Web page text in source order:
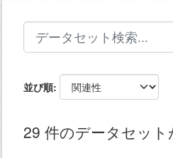
並び順
29 件のデータセッ